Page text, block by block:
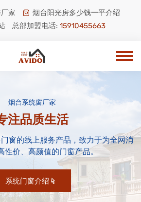
家
烟台阳光房多少钱一平介绍
总部加盟电话: 15910455663
烟台系统窗厂家
注品质生活
窗的线上服务产品，致力于为全网消
性价、高颜值的门窗产品。
系统门窗介绍